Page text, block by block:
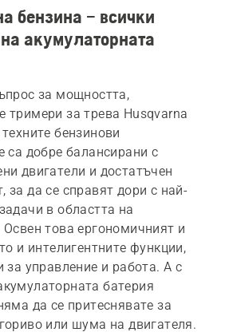
бензина – всички
акумулаторната
за мощността,
тримери за трева Husqvarna
бензинови
са добре балансирани с
двигатели и достатъчен
да се справят дори с най-
в областта на
Освен това ергономичният и
и интелигентните функции,
за управление и работа. А с
батерия
да се притеснявате за
или шума на двигателя.